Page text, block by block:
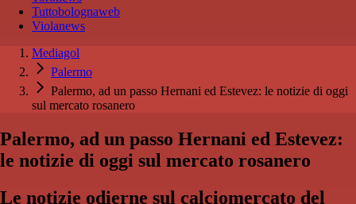
Tuttobolognaweb
Violanews
Mediagol
Palermo
Palermo, ad un passo Hernani ed Estevez: le notizie di oggi
sul mercato rosanero
Palermo, ad un passo Hernani ed Estevez:
le notizie di oggi sul mercato rosanero
Le notizie odierne sul calciomercato del